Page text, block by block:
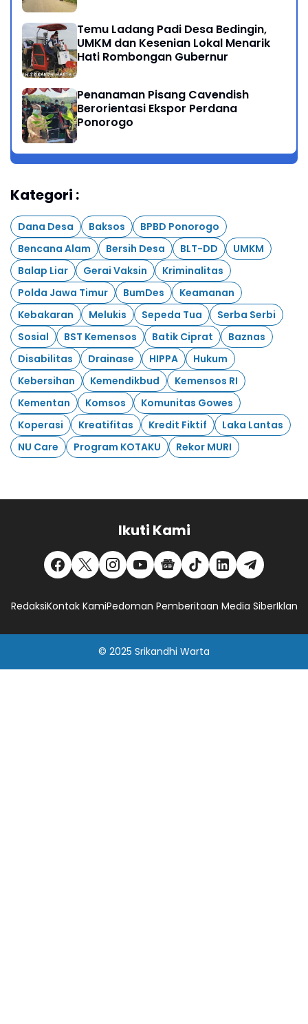
Temu Ladang Padi Desa Bedingin,
UMKM dan Kesenian Lokal Menarik
Hati Rombongan Gubernur
Penanaman Pisang Cavendish
Berorientasi Ekspor Perdana
Ponorogo
Kategori :
Dana Desa Baksos
BPBD Ponorogo
Bencana Alam
Bersih Desa BLT-DD
UMKM
Balap Liar
Gerai Vaksin
Kriminalitas
Polda Jawa Timur
BumDes
Keamanan
Kebakaran
Melukis Sepeda Tua
Serba Serbi
Sosial
BST Kemensos Batik Ciprat
Baznas
Disabilitas
Drainase HIPPA
Hukum
Kebersihan
Kemendikbud
Kemensos RI
Kementan
Komsos
Komunitas Gowes
Koperasi
Kreatifitas Kredit Fiktif
Laka Lantas
NU Care
Program KOTAKU Rekor MURI
Ikuti Kami
RedaksiKontak KamiPedoman Pemberitaan Media SiberIklan
© 2025 Srikandhi Warta